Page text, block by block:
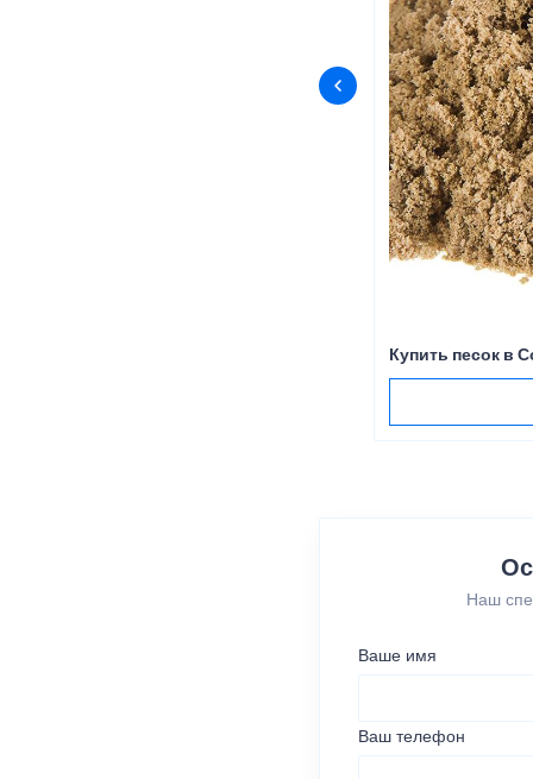
Купить песок в
Наш
Ваше имя
Ваш телефон